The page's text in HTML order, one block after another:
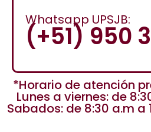
Whatsapp UPSJB:
(+51) 950
*Horario de atención
Lunes a viernes: de
Sabados: de 8:30 a.m a